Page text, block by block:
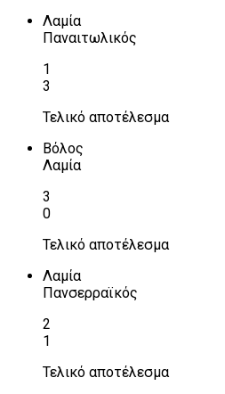
Λαμία
Παναιτωλικός
1
3
Τελικό αποτέλεσμα
Βόλος
Λαμία
3
0
Τελικό αποτέλεσμα
Λαμία
Πανσερραϊκός
2
1
Τελικό αποτέλεσμα